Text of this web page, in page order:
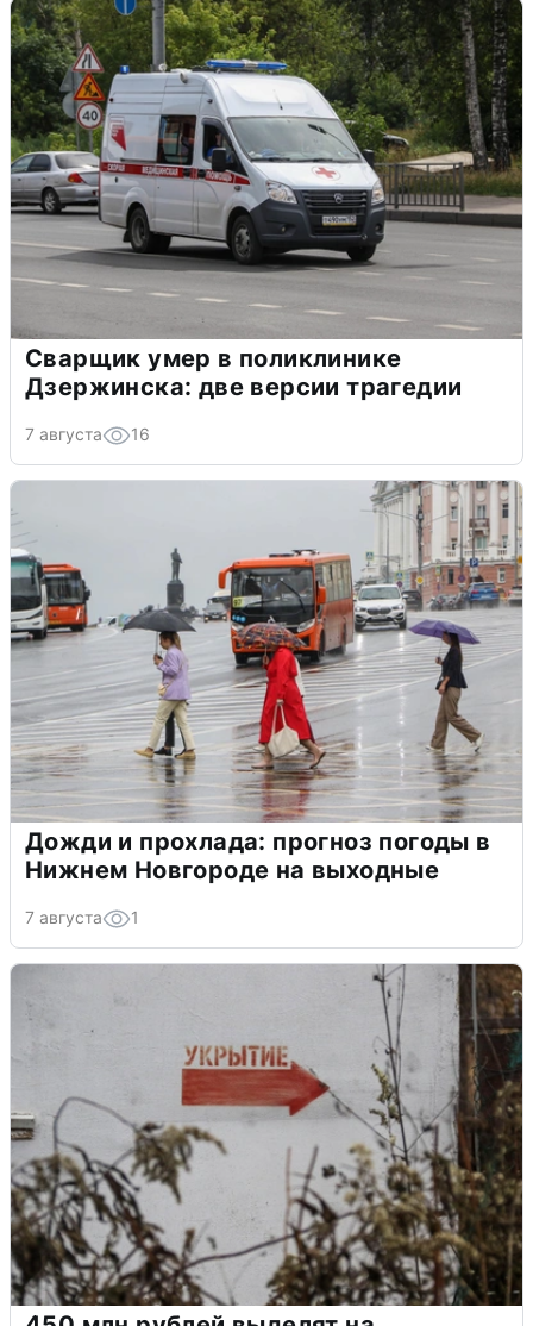
Сварщик умер в поликлинике
Дзержинска: две версии трагедии
7 августа 16
Дожди и прохлада: прогноз погоды в
Нижнем Новгороде на выходные
7 августа 1